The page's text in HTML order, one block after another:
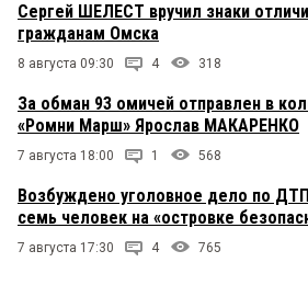
Сергей ШЕЛЕСТ вручил знаки
гражданам Омска
8 августа 09:30 4 318
За обман 93 омичей отправлен в
«Ромни Марш» Ярослав МАКАРЕНКО
7 августа 18:00 1 568
Возбуждено уголовное дело по
семь человек на «островке
7 августа 17:30 4 765